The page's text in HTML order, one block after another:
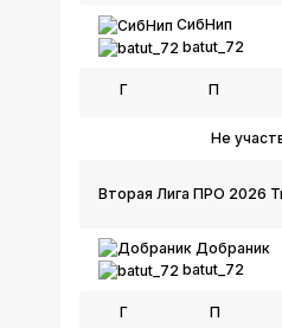
СибНип
batut_72
Г П
Не
Вторая Лига ПРО 2026
Добраник
batut_72
Г П